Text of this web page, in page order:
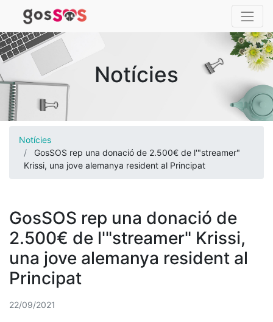
Notícies
Notícies
GosSOS rep una donació de 2.500€ de l'"streamer"
Krissi, una jove alemanya resident al Principat
GosSOS rep una donació de
2.500€ de l'"streamer" Krissi,
una jove alemanya resident al
Principat
22/09/2021